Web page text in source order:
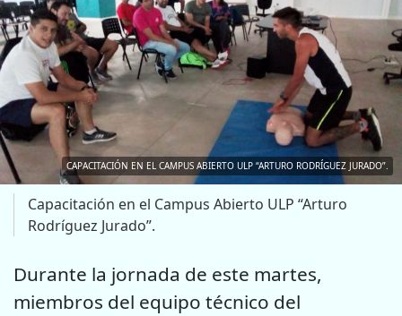
CAPACITACIÓN EN EL CAMPUS ABIERTO ULP “ARTURO RODRÍGUEZ JURADO”.
Capacitación en el Campus Abierto ULP “Arturo
Rodríguez Jurado”.
Durante la jornada de este martes,
miembros del equipo técnico del